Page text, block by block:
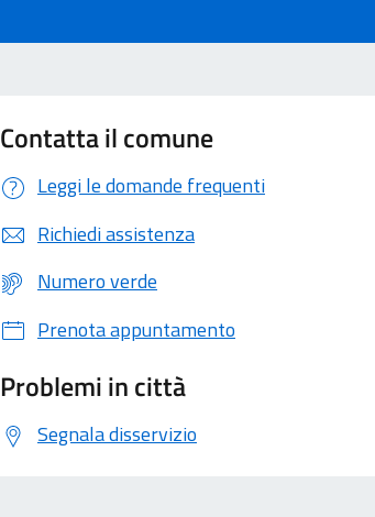
Contatta il comune
Leggi le domande frequenti
Richiedi assistenza
Numero verde
Prenota appuntamento
Problemi in città
Segnala disservizio